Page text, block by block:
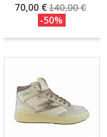
70,00 €140,00 €
-50%